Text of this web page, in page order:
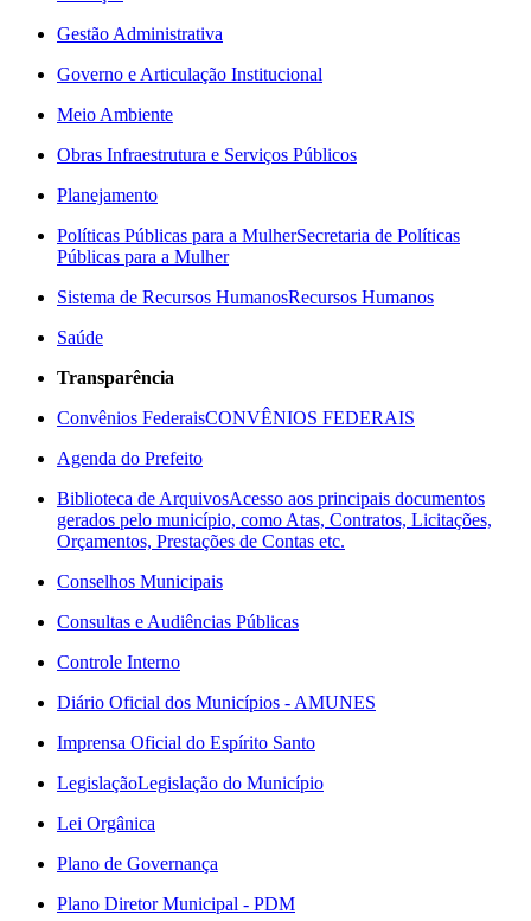
Gestão Administrativa
Governo e Articulação Institucional
Meio Ambiente
Obras Infraestrutura e Serviços Públicos
Planejamento
Políticas Públicas para a MulherSecretaria de Políticas
Públicas para a Mulher
Sistema de Recursos HumanosRecursos Humanos
Saúde
Transparência
Convênios FederaisCONVÊNIOS FEDERAIS
Agenda do Prefeito
Biblioteca de ArquivosAcesso aos principais documentos
gerados pelo município, como Atas, Contratos, Licitações,
Orçamentos, Prestações de Contas etc.
Conselhos Municipais
Consultas e Audiências Públicas
Controle Interno
Diário Oficial dos Municípios - AMUNES
Imprensa Oficial do Espírito Santo
LegislaçãoLegislação do Município
Lei Orgânica
Plano de Governança
Plano Diretor Municipal - PDM